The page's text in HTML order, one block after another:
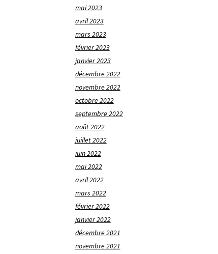
mai 2023
avril 2023
mars 2023
février 2023
janvier 2023
décembre 2022
novembre 2022
octobre 2022
septembre 2022
août 2022
juillet 2022
juin 2022
mai 2022
avril 2022
mars 2022
février 2022
janvier 2022
décembre 2021
novembre 2021